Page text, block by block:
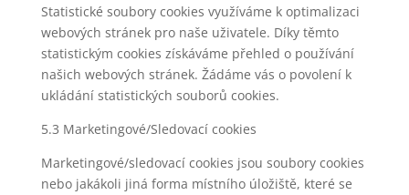
Statistické soubory cookies využíváme k optimalizaci
webových stránek pro naše uživatele. Díky těmto
statistickým cookies získáváme přehled o používání
našich webových stránek. Žádáme vás o povolení k
ukládání statistických souborů cookies.
5.3 Marketingové/Sledovací cookies
Marketingové/sledovací cookies jsou soubory cookies
nebo jakákoli jiná forma místního úložiště, které se